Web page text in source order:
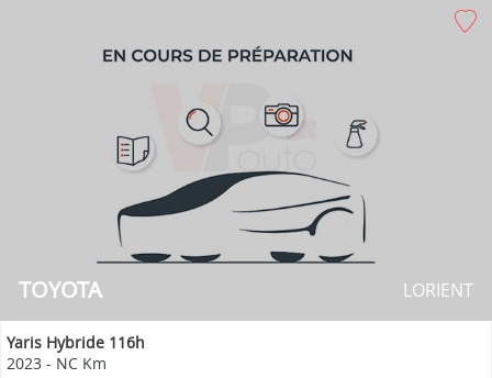
TOYOTA LORIENT
Yaris Hybride 116h
2023 - NC Km